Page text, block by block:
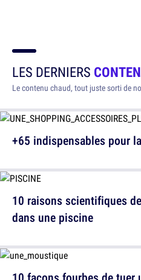
LES DERNIERS
Le contenu chaud, tout juste sorti de
+65 indispensables pour
10 raisons scientifiques
dans une piscine